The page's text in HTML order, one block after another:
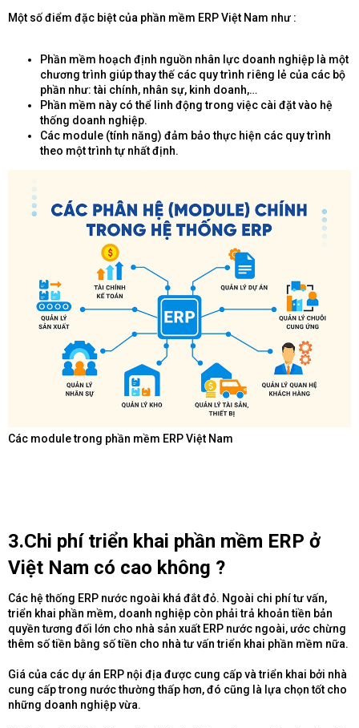
Một số điểm đặc biệt của phần mềm ERP Việt Nam như :
Phần mềm hoạch định nguồn nhân lực doanh nghiệp là một
chương trình giúp thay thế các quy trình riêng lẻ của các bộ
phần như: tài chính, nhân sự, kinh doanh,…
Phần mềm này có thể linh động trong việc cài đặt vào hệ
thống doanh nghiệp.
Các module (tính năng) đảm bảo thực hiện các quy trình
theo một trình tự nhất định.
Các module trong phần mềm ERP Việt Nam
3.Chi phí triển khai phần mềm ERP ở
Việt Nam có cao không ?​
Các hệ thống ERP nước ngoài khá đắt đỏ. Ngoài chi phí tư vấn,
triển khai phần mềm, doanh nghiệp còn phải trả khoản tiền bản
quyền tương đối lớn cho nhà sản xuất ERP nước ngoài, ước chừng
thêm số tiền bằng số tiền cho nhà tư vấn triển khai phần mềm nữa.
Giá của các dự án ERP nội địa được cung cấp và triển khai bởi nhà
cung cấp trong nước thường thấp hơn, đó cũng là lựa chọn tốt cho
những doanh nghiệp vừa.